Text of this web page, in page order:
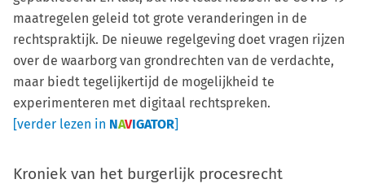
maatregelen geleid tot grote veranderingen in de
rechtspraktijk. De nieuwe regelgeving doet vragen rijzen
over de waarborg van grondrechten van de verdachte,
maar biedt tegelijkertijd de mogelijkheid te
experimenteren met digitaal rechtspreken.
[verder lezen in NAVIGATOR]
Kroniek van het burgerlijk procesrecht